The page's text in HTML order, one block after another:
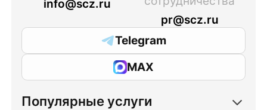
info@scz.ru
pr@scz.ru
Telegram
MAX
Популярные услуги